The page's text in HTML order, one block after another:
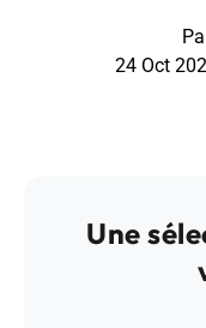
24 Oct
Une